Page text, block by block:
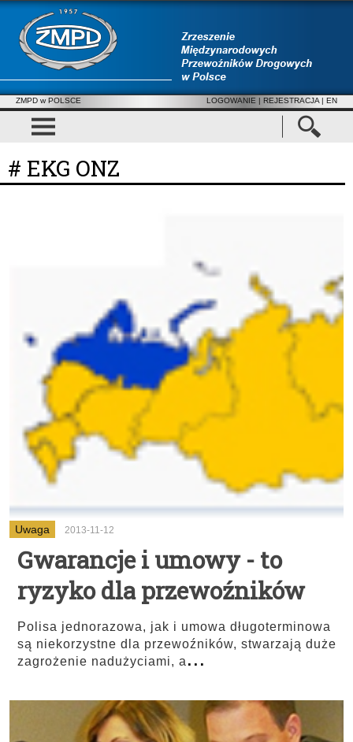
ZMPD w POLSCE LOGOWANIE | REJESTRACJA | EN
# EKG ONZ
Uwaga 2013-11-12
Gwarancje i umowy - to
ryzyko dla przewoźników
Polisa jednorazowa, jak i umowa długoterminowa
są niekorzystne dla przewoźników, stwarzają duże
zagrożenie nadużyciami, a...